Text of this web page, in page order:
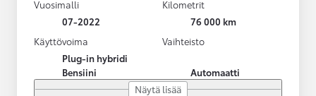
Vuosimalli
07-2022
Kilometrit
76 000 km
Käyttövoima
Plug-in hybridi
Bensiini
Vaihteisto
Automaatti
Näytä lisää